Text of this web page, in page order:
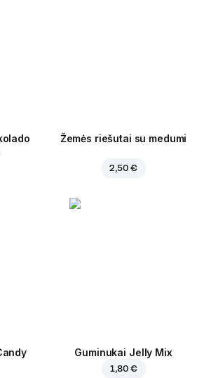
Žemės riešutai su medumi
2,50 €
Guminukai Jelly Mix
1,80 €